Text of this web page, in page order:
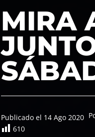
MIRA
Publicado el 14 Ago 2020
610